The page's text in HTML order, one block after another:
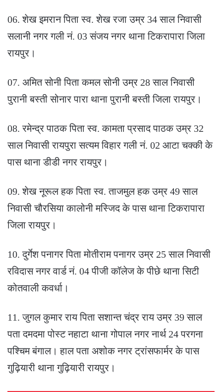
06. शेख इमरान पिता स्व. शेख रजा उम्र 34 साल निवासी
सलानी नगर गली नं. 03 संजय नगर थाना टिकरापारा जिला
रायपुर।
07. अमित सोनी पिता कमल सोनी उम्र 28 साल निवासी
पुरानी बस्ती सोनार पारा थाना पुरानी बस्ती जिला रायपुर।
08. रमेन्द्र पाठक पिता स्व. कामता प्रसाद पाठक उम्र 32
साल निवासी रायपुरा सत्यम विहार गली नं. 02 आटा चक्की के
पास थाना डीडी नगर रायपुर।
09. शेख नूरूल हक पिता स्व. ताजमुल हक उम्र 49 साल
निवासी चौरसिया कालोनी मस्जिद के पास थाना टिकरापारा
जिला रायपुर।
10. दुर्गेश पनागर पिता मोतीराम पनागर उम्र 25 साल निवासी
रविदास नगर वार्ड नं. 04 पीजी कॉलेज के पीछे थाना सिटी
कोतवाली कवर्धा।
11. जुगल कुमार राय पिता सशान्त चंद्र राय उम्र 39 साल
पता दमदमा पोस्ट नहाटा थाना गोपाल नगर नार्थ 24 परगना
पश्चिम बंगाल। हाल पता अशोक नगर ट्रांसफार्मर के पास
गुढ़ियारी थाना गुढ़ियारी रायपुर।